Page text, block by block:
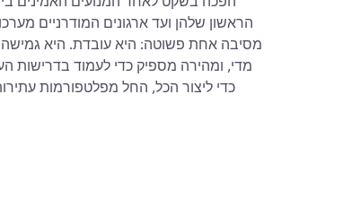
מדי, ומהירה מספיק כדי לעמוד בדרישות